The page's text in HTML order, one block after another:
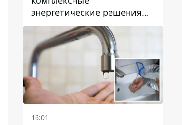
энергетические решения
для бизнеса в Днепре
16:01